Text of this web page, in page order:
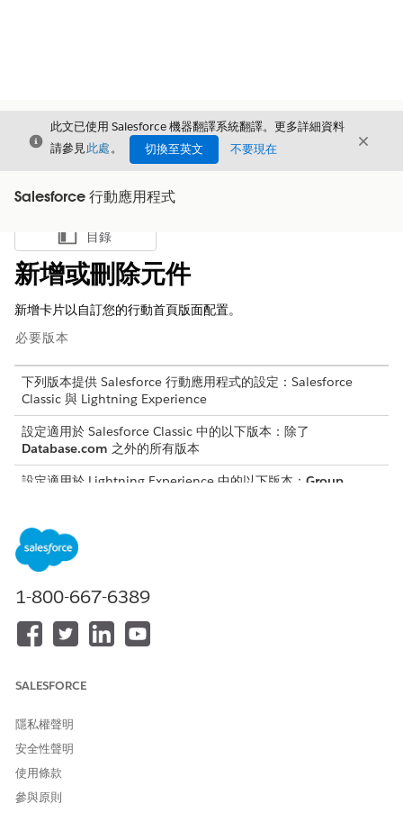
結束
此文已使用 Salesforce 機器翻譯系統翻譯。更多詳細資料
請參見此處。 切換至英文 不要現在 結束
Salesforce 行動應用程式
顯示目錄
目錄
新增或刪除元件
新增卡片以自訂您的行動首頁版面配置。
必要版本
下列版本提供 Salesforce 行動應用程式的設定：Salesforce
Classic 與 Lightning Experience
設定適用於 Salesforce Classic 中的以下版本：除了
Database.com 之外的所有版本
設定適用於 Lightning Experience 中的以下版本： Group
新增或刪除元件:
將元件從「元件」面板拖曳至畫布。
元件現在可供自訂、重新排序或刪除。如果元件有可設定的內
籤、物件類型、清單檢視或顯示設定。
按一下功能表中的刪除圖示。
按一下「
1-800-667-6389
SALESFORCE
隱私權聲明
安全性聲明
使用條款
參與原則